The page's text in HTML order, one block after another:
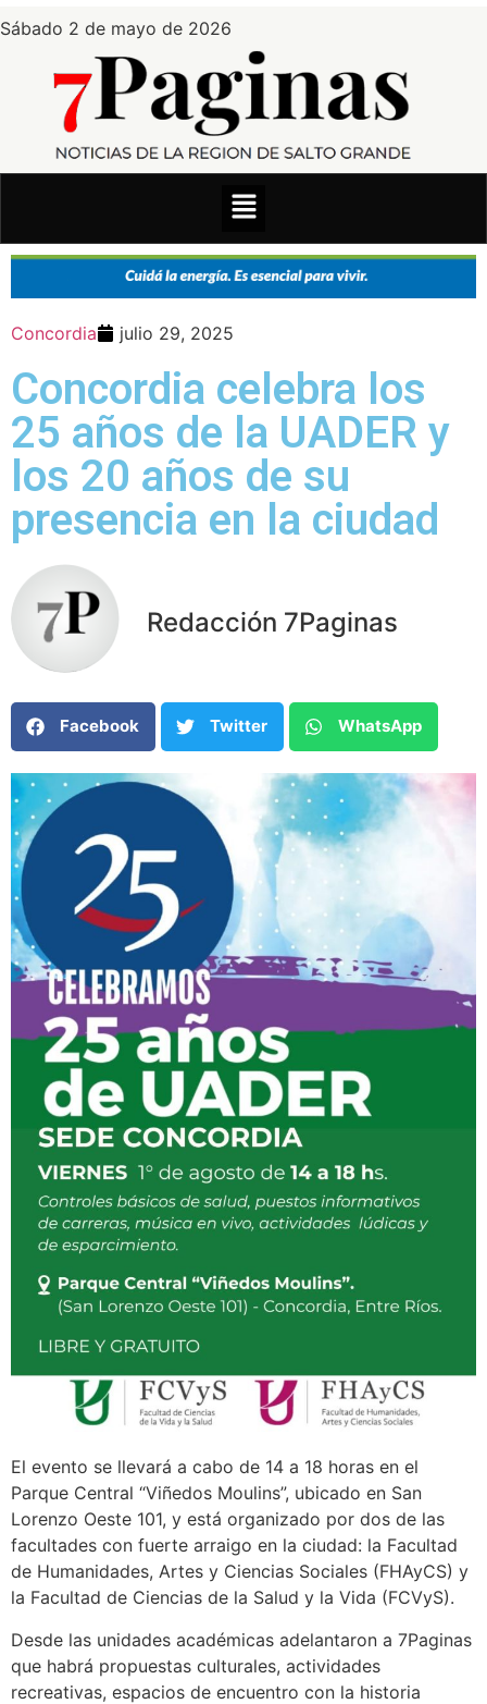
Sábado 2 de mayo de 2026
Concordia julio 29, 2025
Concordia celebra los
25 años de la UADER y
los 20 años de su
presencia en la ciudad
Redacción 7Paginas
Facebook Twitter WhatsApp
El evento se llevará a cabo de 14 a 18 horas en el
Parque Central “Viñedos Moulins”, ubicado en San
Lorenzo Oeste 101, y está organizado por dos de las
facultades con fuerte arraigo en la ciudad: la Facultad
de Humanidades, Artes y Ciencias Sociales (FHAyCS) y
la Facultad de Ciencias de la Salud y la Vida (FCVyS).
Desde las unidades académicas adelantaron a 7Paginas
que habrá propuestas culturales, actividades
recreativas, espacios de encuentro con la historia